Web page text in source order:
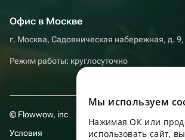
Офис в Москве
г. Москва, Садовническая набережная, д.
Режим работы: круглосуточно
© Flowwow, inc
Условия
Мы используем
Нажимая ОК или
использовать сайт, вы